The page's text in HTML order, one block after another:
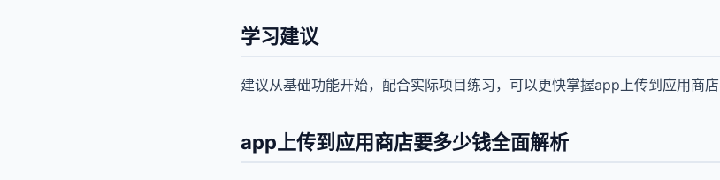
学习建议
建议从基础功能开始，配合实际项目练习，可以更快掌握app上传到应用商店
app上传到应用商店要多少钱全面解析